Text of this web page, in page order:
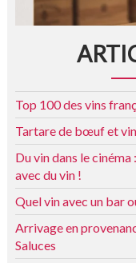
Top 100 des vins
Tartare de bœuf et
Du vin dans le
avec du vin !
Quel vin avec un bar
Arrivage en
Saluces